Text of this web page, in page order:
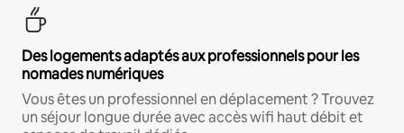
Des logements adaptés aux professionnels pour les
nomades numériques
Vous êtes un professionnel en déplacement ? Trouvez
un séjour longue durée avec accès wifi haut débit et